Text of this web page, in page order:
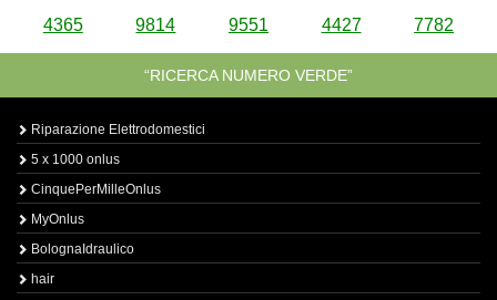
4365 9814 9551 4427 7782
“RICERCA NUMERO VERDE”
Riparazione Elettrodomestici
5 x 1000 onlus
CinquePerMilleOnlus
MyOnlus
BolognaIdraulico
hair